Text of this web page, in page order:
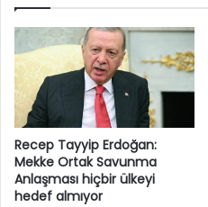
Recep Tayyip Erdoğan:
Mekke Ortak Savunma
Anlaşması hiçbir ülkeyi
hedef almıyor